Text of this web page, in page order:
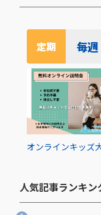
定期 毎週
オンラインキッズ
人気記事ランキン